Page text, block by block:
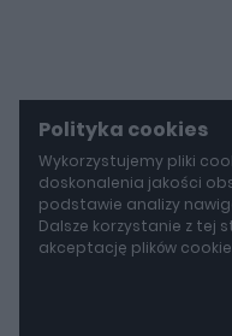
Polityka cookies
Wykorzystujemy pliki
doskonalenia jakości
podstawie analizy
Dalsze korzystanie z tej
akceptację plików